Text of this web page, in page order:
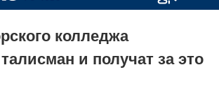
колледжа
и получат за это